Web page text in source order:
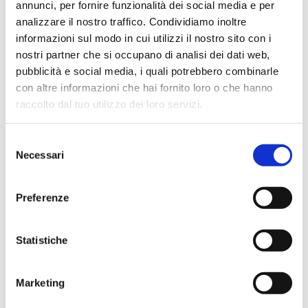
annunci, per fornire funzionalità dei social media e per
analizzare il nostro traffico. Condividiamo inoltre
informazioni sul modo in cui utilizzi il nostro sito con i
nostri partner che si occupano di analisi dei dati web,
pubblicità e social media, i quali potrebbero combinarle
con altre informazioni che hai fornito loro o che hanno
raccolto dal tuo utilizzo dei loro servizi.
delNecessari
Preferenze
Statistiche
Marketing
Ciro Pio Donnarumma
4 mesi fa
★★★★★
Ho acquistato un Selmer Super Action 80 serie I da
Biasin e sono rimasto davvero super soddisfatto. Il sax
è arrivato in condizioni impeccabili, perfettamente
imballato e conforme alla descrizione. Il negozio si è
Anna Prokhorova
★★★★★